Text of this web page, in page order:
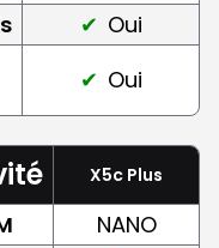
Oui
Oui
X5c Plus
NANO